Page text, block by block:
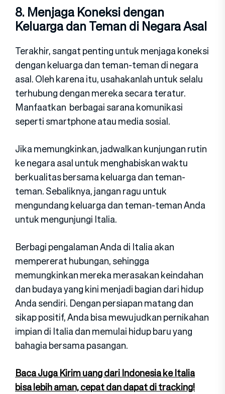
8. Menjaga Koneksi dengan
Keluarga dan Teman di Negara Asal
Terakhir, sangat penting untuk menjaga koneksi
dengan keluarga dan teman-teman di negara
asal. Oleh karena itu, usahakanlah untuk selalu
terhubung dengan mereka secara teratur.
Manfaatkan berbagai sarana komunikasi
seperti smartphone atau media sosial.
Jika memungkinkan, jadwalkan kunjungan rutin
ke negara asal untuk menghabiskan waktu
berkualitas bersama keluarga dan teman-
teman. Sebaliknya, jangan ragu untuk
mengundang keluarga dan teman-teman Anda
untuk mengunjungi Italia.
Berbagi pengalaman Anda di Italia akan
mempererat hubungan, sehingga
memungkinkan mereka merasakan keindahan
dan budaya yang kini menjadi bagian dari hidup
Anda sendiri. Dengan persiapan matang dan
sikap positif, Anda bisa mewujudkan pernikahan
impian di Italia dan memulai hidup baru yang
bahagia bersama pasangan.
Baca Juga Kirim uang dari Indonesia ke Italia
bisa lebih aman, cepat dan dapat di tracking!